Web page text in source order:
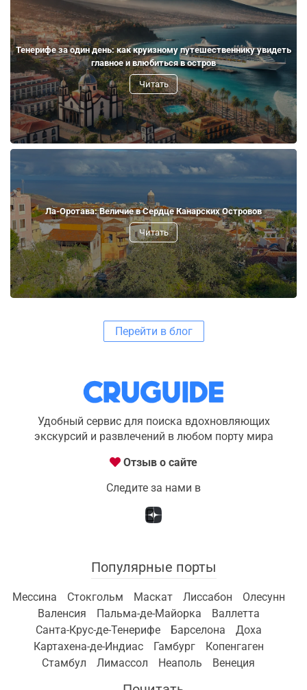
Тенерифе за один день: как круизному путешественнику увидеть
главное и влюбиться в остров
Читать
Ла-Оротава: Величие в Сердце Канарских Островов
Читать
Перейти в блог
Удобный сервис для поиска вдохновляющих
экскурсий и развлечений в любом порту мира
Отзыв о сайте
Следите за нами в
Популярные порты
Мессина Стокгольм Маскат Лиссабон
Олесунн
Валенсия
Пальма-де-Майорка
Валлетта
Санта-Крус-де-Тенерифе
Барселона
Доха
Картахена-де-Индиас
Гамбург
Копенгаген
Стамбул
Лимассол Неаполь Венеция